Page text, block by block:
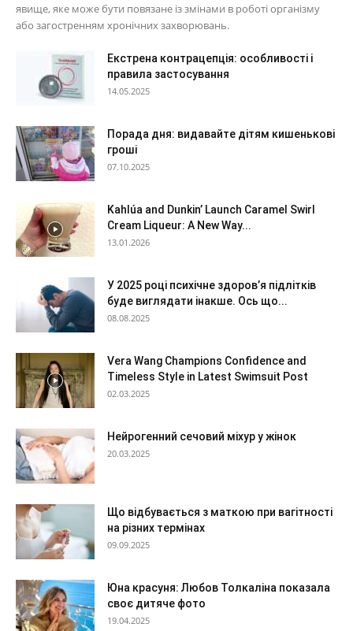
явище, яке може бути повязане із змінами в роботі організму
або загостренням хронічних захворювань.
Екстрена контрацепція: особливості і
правила застосування
14.05.2025
Порада дня: видавайте дітям кишенькові
гроші
07.10.2025
Kahlúa and Dunkin’ Launch Caramel Swirl
Cream Liqueur: A New Way...
13.01.2026
У 2025 році психічне здоров’я підлітків
буде виглядати інакше. Ось що...
08.08.2025
Vera Wang Champions Confidence and
Timeless Style in Latest Swimsuit Post
02.03.2025
Нейрогенний сечовий міхур у жінок
20.03.2025
Що відбувається з маткою при вагітності
на різних термінах
09.09.2025
Юна красуня: Любов Толкаліна показала
своє дитяче фото
19.04.2025